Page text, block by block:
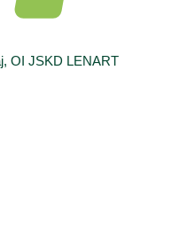
, OI JSKD LENART